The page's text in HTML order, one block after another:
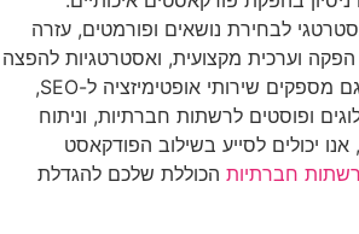
אסטרטגי לבחירת נושאים ופורמטים, עזרה
הפקה וערכית מקצועית, ואסטרטגיות להפצה
ושיווק הפודקאסט. אנו גם מספקים שירותי אופטימיזציה ל-SEO,
ופוסטים לרשתות חברתיות, וניתוח
יכולים לסייע בשילוב הפודקאסט
חברתיות הכוללת שלכם להגדלת